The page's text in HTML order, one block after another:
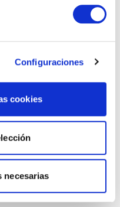
Configuraciones
cookies
necesarias